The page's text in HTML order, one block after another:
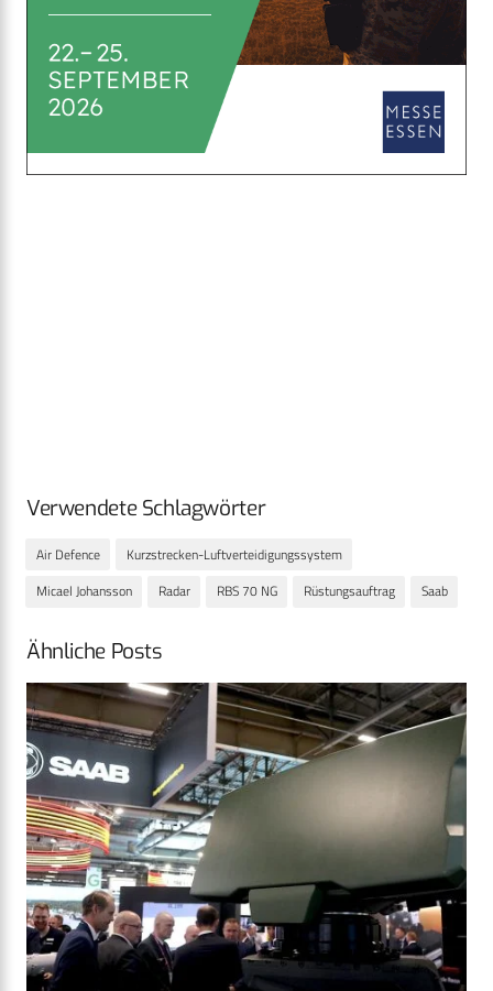
Verwendete Schlagwörter
Air Defence
Kurzstrecken-Luftverteidigungssystem
Micael Johansson
Radar RBS 70 NG Rüstungsauftrag Saab
Ähnliche Posts